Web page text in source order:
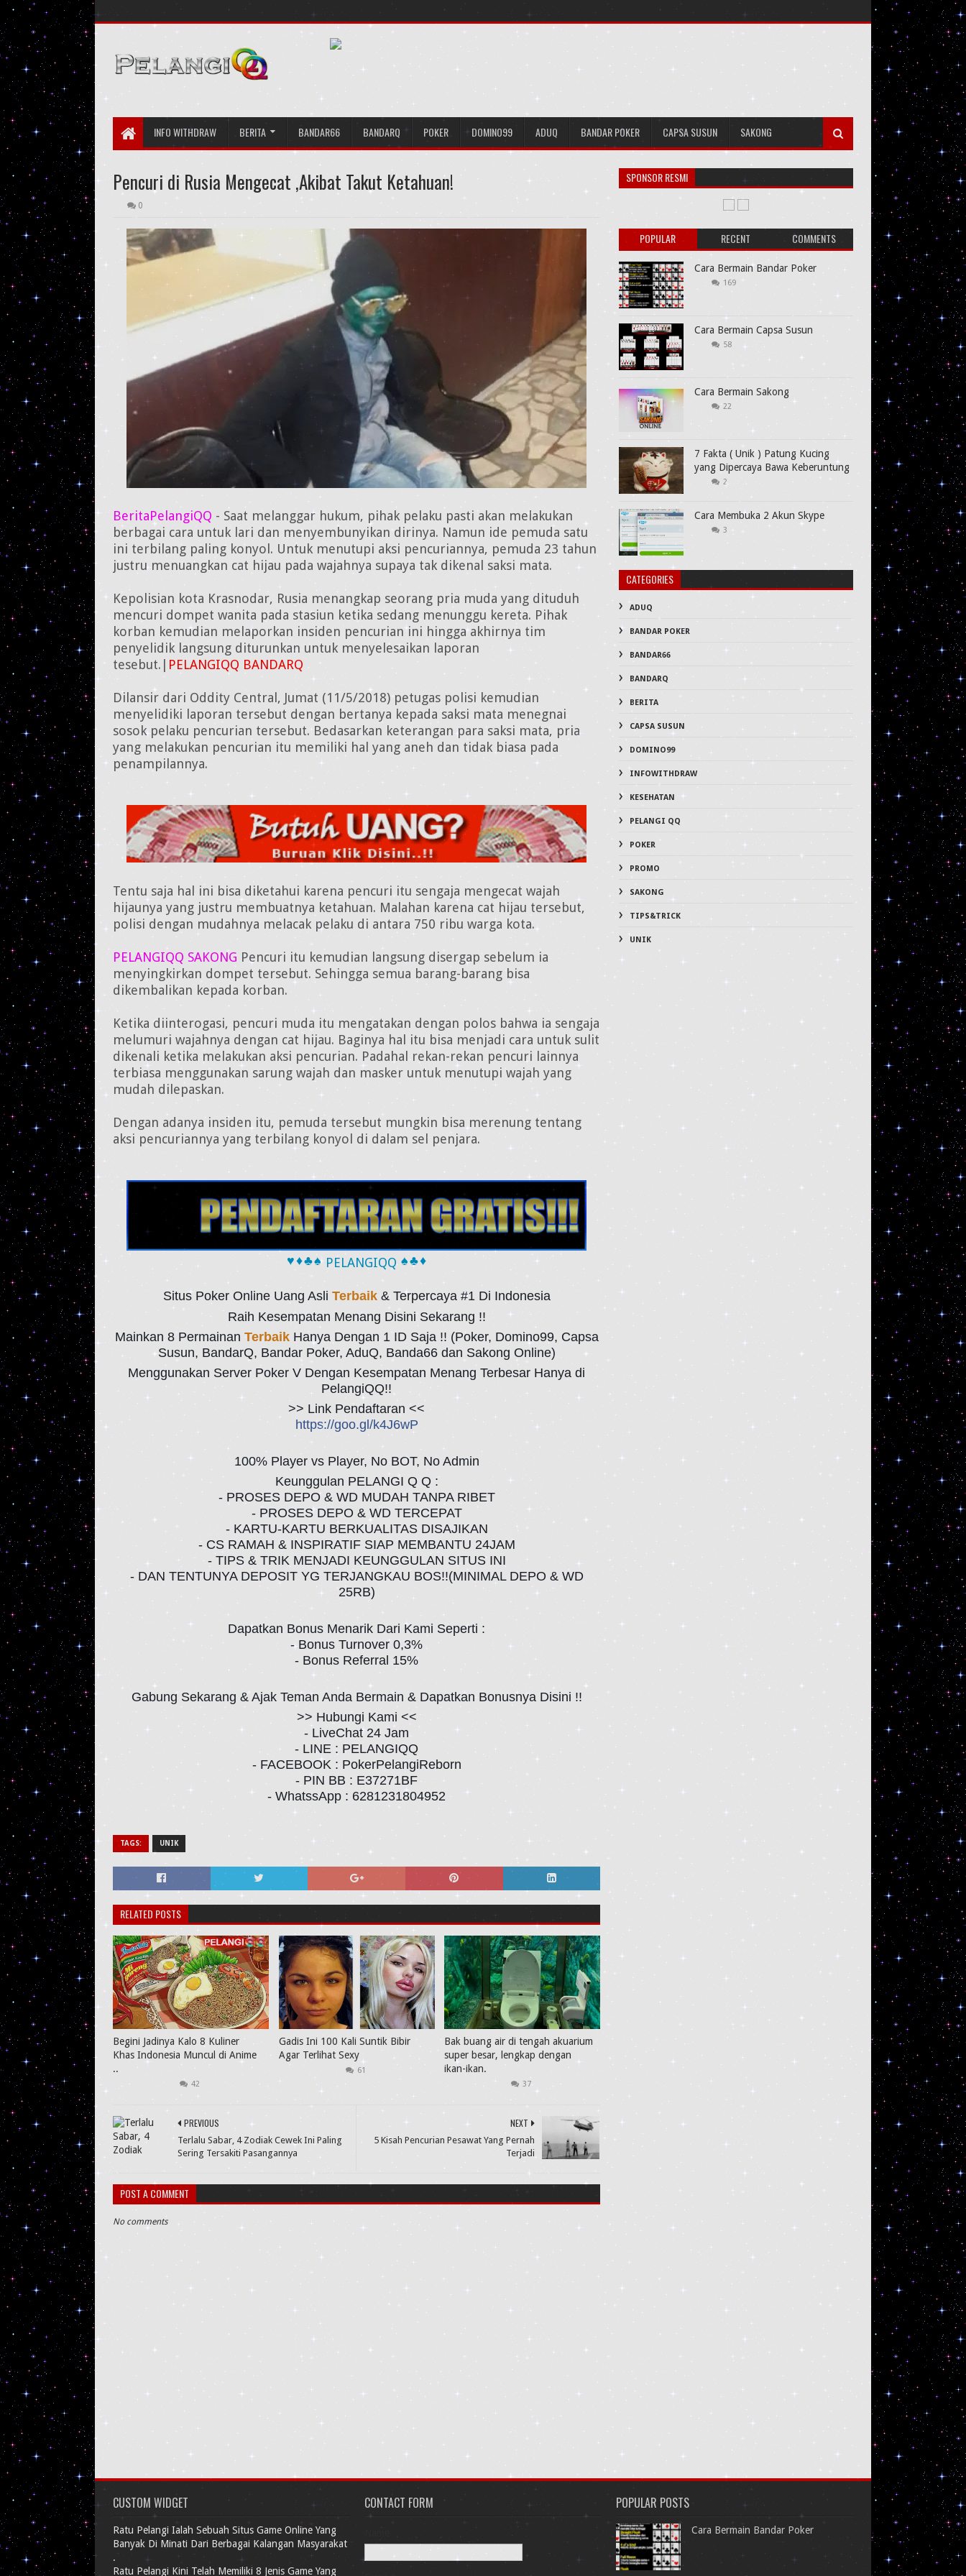
INFO WITHDRAW BERITA BANDAR66 BANDARQ POKER DOMINO99 ADUQ BANDAR POKER CAPSA SUSUN SAKONG
Pencuri di Rusia Mengecat ,Akibat Takut Ketahuan!
0
BeritaPelangiQQ - Saat melanggar hukum, pihak pelaku pasti akan melakukan
berbagai cara untuk lari dan menyembunyikan dirinya. Namun ide pemuda satu
ini terbilang paling konyol. Untuk menutupi aksi pencuriannya, pemuda 23 tahun
justru menuangkan cat hijau pada wajahnya supaya tak dikenal saksi mata.
Kepolisian kota Krasnodar, Rusia menangkap seorang pria muda yang dituduh
mencuri dompet wanita pada stasiun ketika sedang menunggu kereta. Pihak
korban kemudian melaporkan insiden pencurian ini hingga akhirnya tim
penyelidik langsung diturunkan untuk menyelesaikan laporan
tesebut.| PELANGIQQ BANDARQ
Dilansir dari Oddity Central, Jumat (11/5/2018) petugas polisi kemudian
menyelidiki laporan tersebut dengan bertanya kepada saksi mata menegnai
sosok pelaku pencurian tersebut. Bedasarkan keterangan para saksi mata, pria
yang melakukan pencurian itu memiliki hal yang aneh dan tidak biasa pada
penampilannya.
Tentu saja hal ini bisa diketahui karena pencuri itu sengaja mengecat wajah
hijaunya yang justru membuatnya ketahuan. Malahan karena cat hijau tersebut,
polisi dengan mudahnya melacak pelaku di antara 750 ribu warga kota.
PELANGIQQ SAKONG Pencuri itu kemudian langsung disergap sebelum ia
menyingkirkan dompet tersebut. Sehingga semua barang-barang bisa
dikembalikan kepada korban.
Ketika diinterogasi, pencuri muda itu mengatakan dengan polos bahwa ia sengaja
melumuri wajahnya dengan cat hijau. Baginya hal itu bisa menjadi cara untuk sulit
dikenali ketika melakukan aksi pencurian. Padahal rekan-rekan pencuri lainnya
terbiasa menggunakan sarung wajah dan masker untuk menutupi wajah yang
mudah dilepaskan.
Dengan adanya insiden itu, pemuda tersebut mungkin bisa merenung tentang
aksi pencuriannya yang terbilang konyol di dalam sel penjara.
♥♦♣♠PELANGIQQ ♠♣♦
Situs Poker Online Uang Asli Terbaik& Terpercaya #1 Di Indonesia
Raih Kesempatan Menang Disini Sekarang !!
Mainkan 8 Permainan TerbaikHanya Dengan 1 ID Saja !! (Poker, Domino99, Capsa
Susun, BandarQ, Bandar Poker, AduQ, Banda66 dan Sakong Online)
Menggunakan Server Poker V Dengan Kesempatan Menang Terbesar Hanya di
PelangiQQ!!
>> Link Pendaftaran <<
https://goo.gl/k4J6wP
100% Player vs Player, No BOT, No Admin
Keunggulan PELANGI Q Q :
- PROSES DEPO & WD MUDAH TANPA RIBET
- PROSES DEPO & WD TERCEPAT
- KARTU-KARTU BERKUALITAS DISAJIKAN
- CS RAMAH & INSPIRATIF SIAP MEMBANTU 24JAM
- TIPS & TRIK MENJADI KEUNGGULAN SITUS INI
- DAN TENTUNYA DEPOSIT YG TERJANGKAU BOS!!(MINIMAL DEPO & WD
25RB)
Dapatkan Bonus Menarik Dari Kami Seperti :
- Bonus Turnover 0,3%
- Bonus Referral 15%
Gabung Sekarang & Ajak Teman Anda Bermain & Dapatkan Bonusnya Disini !!
>> Hubungi Kami <<
- LiveChat 24 Jam
- LINE : PELANGIQQ
- FACEBOOK : PokerPelangiReborn
- PIN BB : E37271BF
- WhatssApp : 6281231804952
TAGS: UNIK
RELATED POSTS
Begini Jadinya Kalo 8 Kuliner
Khas Indonesia Muncul di Anime
..
42
Gadis Ini 100 Kali Suntik Bibir
Agar Terlihat Sexy
61
Bak buang air di tengah akuarium
super besar, lengkap dengan
ikan-ikan.
37
NEXT
5 Kisah Pencurian Pesawat Yang Pernah
Terjadi
PREVIOUS
Terlalu Sabar, 4 Zodiak Cewek Ini Paling
Sering Tersakiti Pasangannya
POST A COMMENT
No comments
SPONSOR RESMI
POPULAR RECENT COMMENTS
Cara Bermain Bandar Poker
169
Cara Bermain Capsa Susun
58
Cara Bermain Sakong
22
7 Fakta ( Unik ) Patung Kucing
yang Dipercaya Bawa Keberuntung
2
Cara Membuka 2 Akun Skype
3
CATEGORIES
ADUQ
BANDAR POKER
BANDAR66
BANDARQ
BERITA
CAPSA SUSUN
DOMINO99
INFOWITHDRAW
KESEHATAN
PELANGI QQ
POKER
PROMO
SAKONG
TIPS&TRICK
UNIK
CUSTOM WIDGET
Ratu Pelangi Ialah Sebuah Situs Game Online Yang
Banyak Di Minati Dari Berbagai Kalangan Masyarakat
.
Ratu Pelangi Kini Telah Memiliki 8 Jenis Game Yang
CONTACT FORM POPULAR POSTS
Cara Bermain Bandar Poker